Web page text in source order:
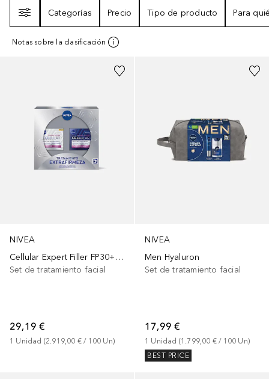
Categorías
Precio Tipo de producto Para
Notas sobre la clasificación
NIVEA
Cellular Expert Filler FP30+ NOCHE
Set de tratamiento facial
29,19 €
1 Unidad (2.919,00 € / 100 Un)
NIVEA
Men Hyaluron
Set de tratamiento facial
17,99 €
1 Unidad (1.799,00 € / 100 Un)
BEST PRICE